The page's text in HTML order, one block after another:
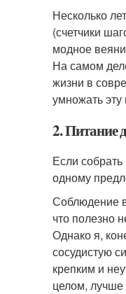
Несколько
(счетчики
модное
На самом
жизни в
умножать
2. Питание
Если
одному
Соблюдение
что полезно
Однако я,
сосудистую
крепким и
целом, лучше